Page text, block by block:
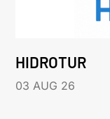
HIDROTUR
03 AUG 26